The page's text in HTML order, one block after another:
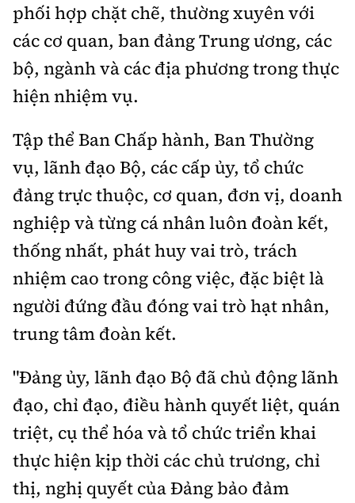
Thông tin tòa
soạn
phối hợp chặt chẽ, thường xuyên với
các cơ quan, ban đảng Trung ương, các
bộ, ngành và các địa phương trong thực
hiện nhiệm vụ.
Tập thể Ban Chấp hành, Ban Thường
vụ, lãnh đạo Bộ, các cấp ủy, tổ chức
đảng trực thuộc, cơ quan, đơn vị, doanh
nghiệp và từng cá nhân luôn đoàn kết,
thống nhất, phát huy vai trò, trách
nhiệm cao trong công việc, đặc biệt là
người đứng đầu đóng vai trò hạt nhân,
trung tâm đoàn kết.
"Đảng ủy, lãnh đạo Bộ đã chủ động lãnh
đạo, chỉ đạo, điều hành quyết liệt, quán
triệt, cụ thể hóa và tổ chức triển khai
thực hiện kịp thời các chủ trương, chỉ
thị, nghị quyết của Đảng bảo đảm